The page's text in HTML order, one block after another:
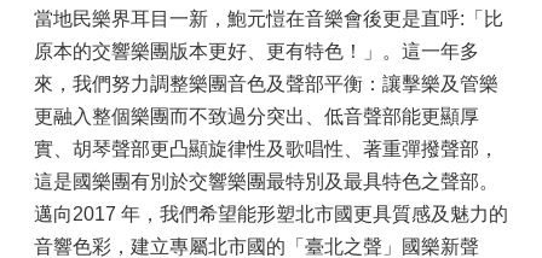
當地民樂界耳目一新，鮑元愷在音樂會後更是直呼:「比
原本的交響樂團版本更好、更有特色！」。這一年多
來，我們努力調整樂團音色及聲部平衡：讓擊樂及管樂
更融入整個樂團而不致過分突出、低音聲部能更顯厚
實、胡琴聲部更凸顯旋律性及歌唱性、著重彈撥聲部，
這是國樂團有別於交響樂團最特別及最具特色之聲部。
邁向2017 年，我們希望能形塑北市國更具質感及魅力的
音響色彩，建立專屬北市國的「臺北之聲」國樂新聲